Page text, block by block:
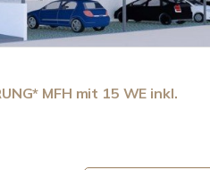
MFH mit 15 WE inkl.